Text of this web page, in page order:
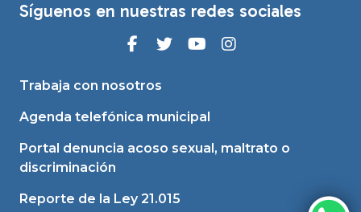
Síguenos en nuestras redes sociales
Trabaja con nosotros
Agenda telefónica municipal
Portal denuncia acoso sexual, maltrato o
discriminación
Reporte de la Ley 21.015